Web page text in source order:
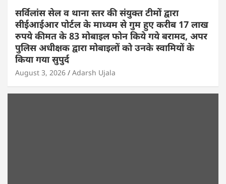
सर्विलांस सेल व थाना स्तर की संयुक्त टीमों द्वारा
सीईआईआर पोर्टल के माध्यम से गुम हुए करीब 17 लाख
रुपये कीमत के 83 मोबाइल फोन किये गये बरामद, अपर
पुलिस अधीक्षक द्वारा मोबाइलों को उनके स्वामियों के
किया गया सुपुर्द
August 3, 2026 Adarsh Ujala